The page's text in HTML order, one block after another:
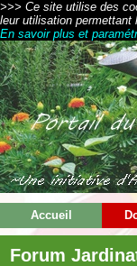
>>> Ce site utilise des
leur utilisation
En savoir plus et
Accueil
Forum